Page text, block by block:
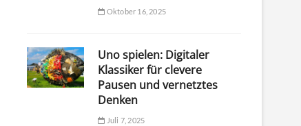
Oktober 16, 2025
Uno spielen: Digitaler
Klassiker für clevere
Pausen und vernetztes
Denken
Juli 7, 2025